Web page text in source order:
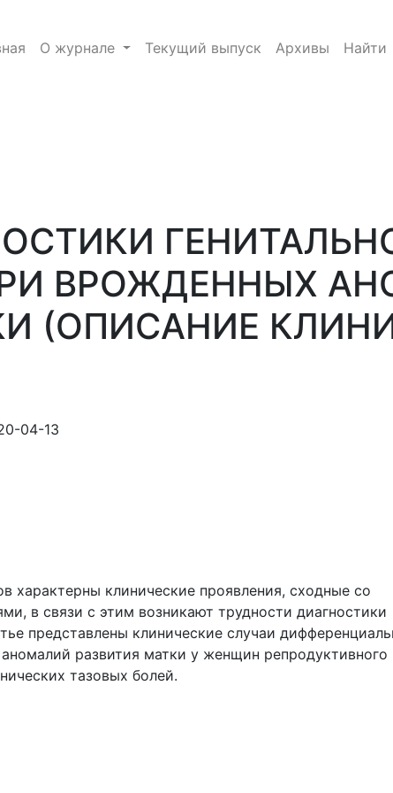
ПРИ ВРОЖДЕННЫХ АНОМАЛИЯХ
О журнале Текущий выпуск Архивы Найти
ВРОЖДЕННЫХ
(ОПИСАНИЕ
04-13
характерны клинические проявления, сходные со
в связи с этим возникают трудности диагностики
представлены клинические случаи
аномалий развития матки у женщин репродуктивного
тазовых болей.